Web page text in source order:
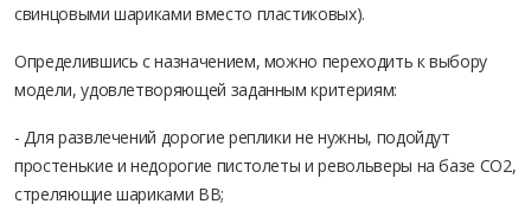
свинцовыми шариками вместо пластиковых).
Определившись с назначением, можно переходить к выбору
модели, удовлетворяющей заданным критериям:
- Для развлечений дорогие реплики не нужны, подойдут
простенькие и недорогие пистолеты и револьверы на базе СО2,
стреляющие шариками ВВ;